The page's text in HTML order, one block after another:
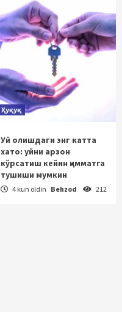
Ҳуқуқ
Уй олишдаги энг катта
хато: уйни арзон
кўрсатиш кейин қимматга
тушиши мумкин
4 kun oldin Behzod 212